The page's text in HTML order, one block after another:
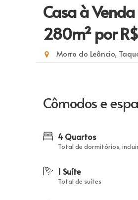
Casa à
280m²por
Morro do Leôncio,
Cômodos e
4 Quartos
Total de dormitórios,
1 Suíte
Total de suítes